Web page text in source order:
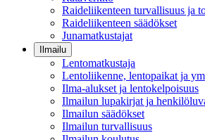
Raideliikenteen turvallisuus ja
Raideliikenteen säädökset
Junamatkustajat
Ilmailu
Lentomatkustaja
Lentoliikenne, lentopaikat ja
Ilma-alukset ja lentokelpoisuus
Ilmailun lupakirjat ja
Ilmailun säädökset
Ilmailun turvallisuus